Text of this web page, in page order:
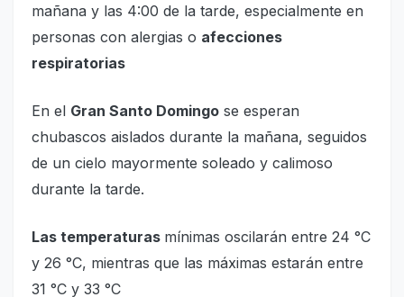
mañana y las 4:00 de la tarde, especialmente en
personas con alergias o afecciones
respiratorias
En el Gran Santo Domingo se esperan
chubascos aislados durante la mañana, seguidos
de un cielo mayormente soleado y calimoso
durante la tarde.
Las temperaturas mínimas oscilarán entre 24 °C
y 26 °C, mientras que las máximas estarán entre
31 °C y 33 °C